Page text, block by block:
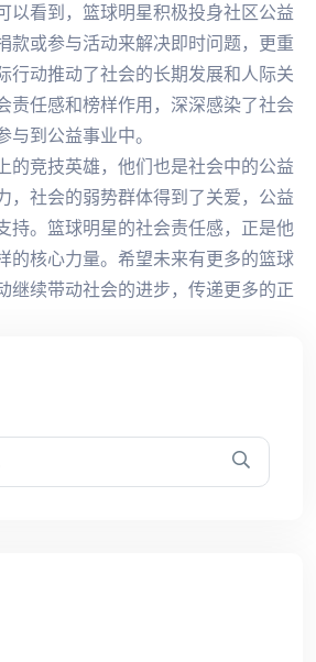
以看到，篮球明星积极投身社区公益
款或参与活动来解决即时问题，更重
行动推动了社会的长期发展和人际关
责任感和榜样作用，深深感染了社会
与到公益事业中。
的竞技英雄，他们也是社会中的公益
，社会的弱势群体得到了关爱，公益
持。篮球明星的社会责任感，正是他
的核心力量。希望未来有更多的篮球
继续带动社会的进步，传递更多的正